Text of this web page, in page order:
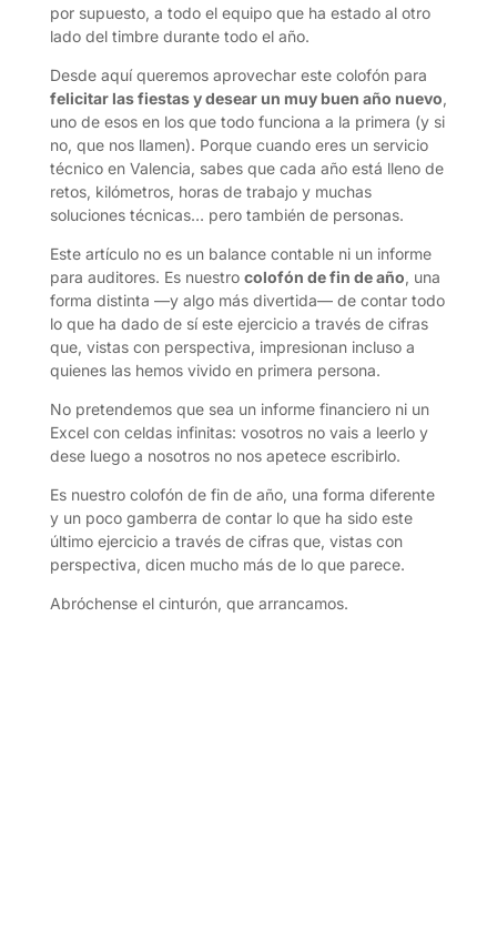
por supuesto, a todo el equipo que ha estado al otro
lado del timbre durante todo el año.
Desde aquí queremos aprovechar este colofón para
felicitar las fiestas y desear un muy buen año nuevo,
uno de esos en los que todo funciona a la primera (y si
no, que nos llamen). Porque cuando eres un servicio
técnico en Valencia, sabes que cada año está lleno de
retos, kilómetros, horas de trabajo y muchas
soluciones técnicas… pero también de personas.
Este artículo no es un balance contable ni un informe
para auditores. Es nuestro colofón de fin de año, una
forma distinta —y algo más divertida— de contar todo
lo que ha dado de sí este ejercicio a través de cifras
que, vistas con perspectiva, impresionan incluso a
quienes las hemos vivido en primera persona.
No pretendemos que sea un informe financiero ni un
Excel con celdas infinitas: vosotros no vais a leerlo y
dese luego a nosotros no nos apetece escribirlo.
Es nuestro colofón de fin de año, una forma diferente
y un poco gamberra de contar lo que ha sido este
último ejercicio a través de cifras que, vistas con
perspectiva, dicen mucho más de lo que parece.
Abróchense el cinturón, que arrancamos.